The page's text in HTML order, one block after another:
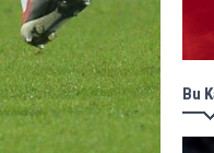
Bu